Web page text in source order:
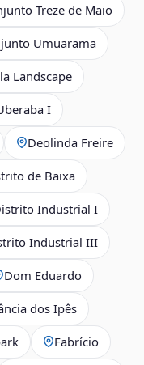
Treze de Maio
Umuarama
Landscape
I
Deolinda Freire
de Baixa
Industrial I
Industrial III
Dom Eduardo
dos Ipês
Fabrício